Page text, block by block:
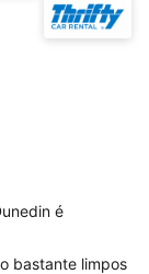
é
bastante limpos